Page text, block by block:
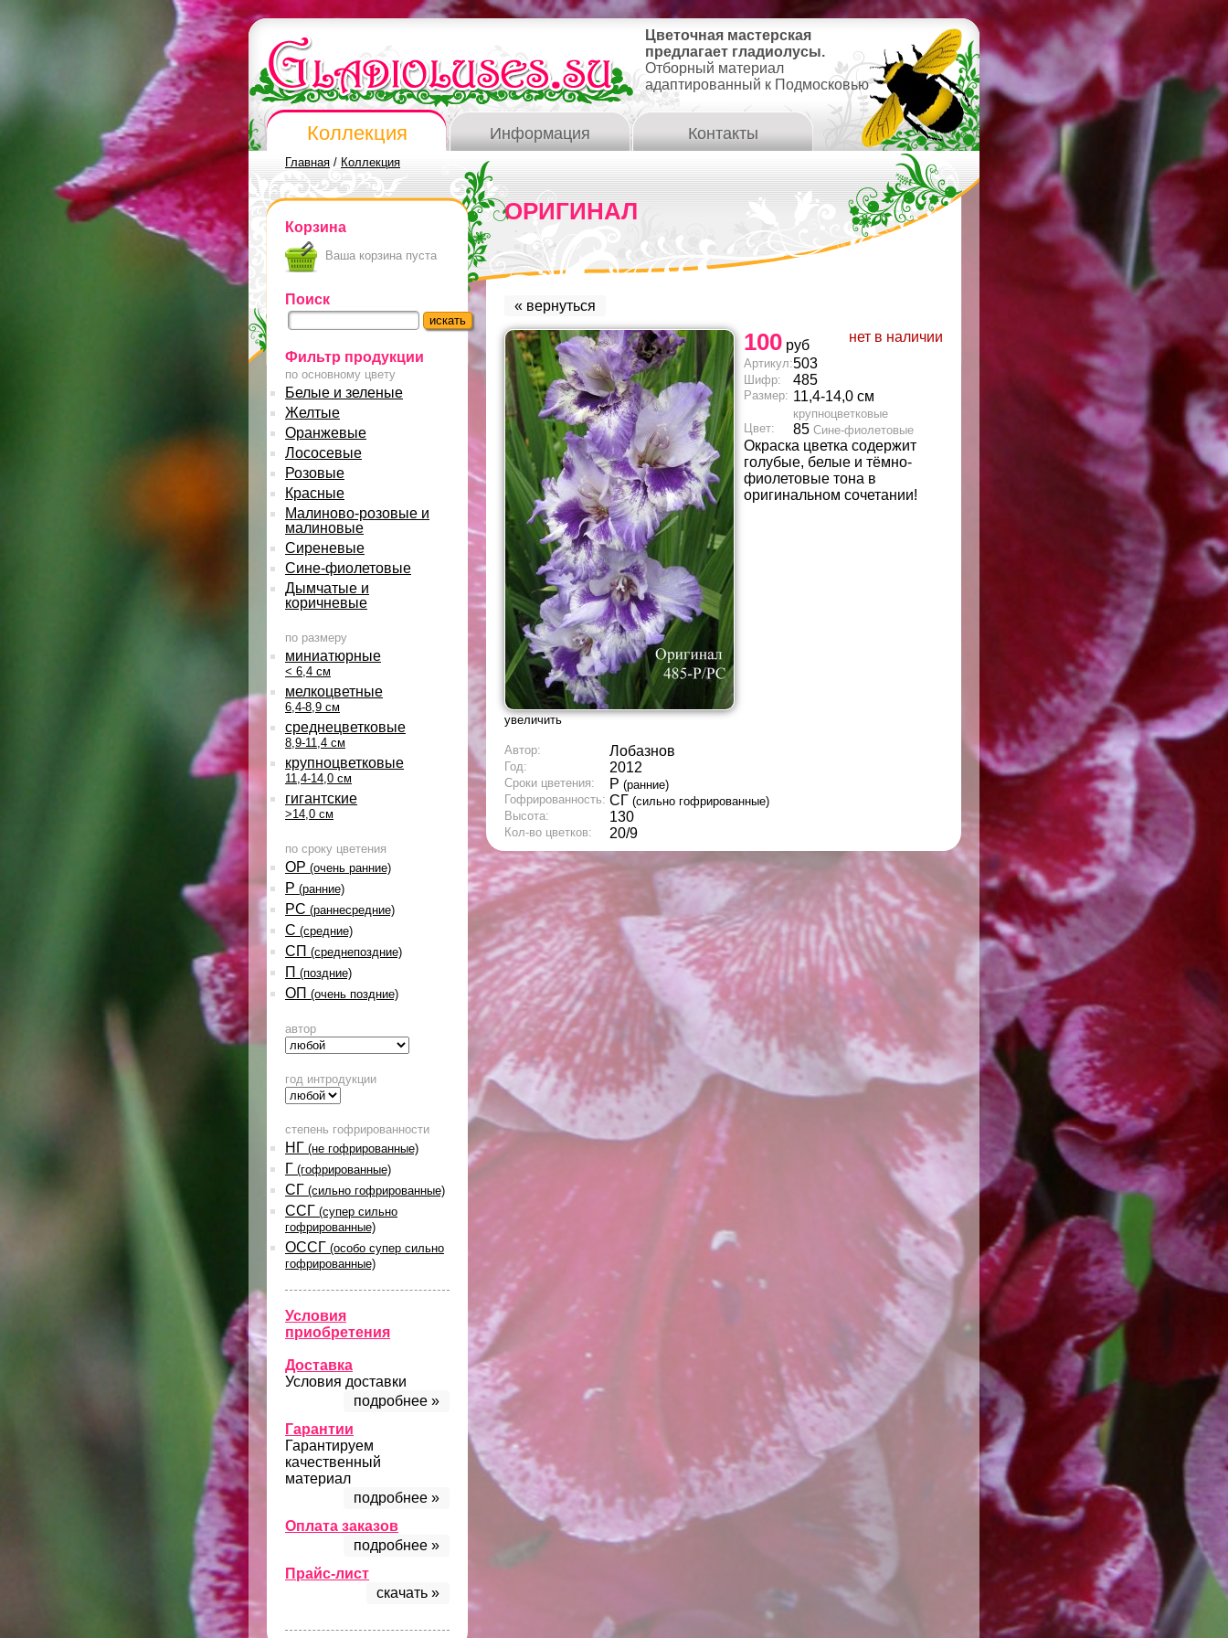
Цветочная мастерская
предлагает гладиолусы.
Отборный материал
адаптированный к Подмосковью
Коллекция Информация Контакты
Главная / Коллекция
Корзина
Ваша корзина пуста
Поиск
Фильтр продукции
по основному цвету
Белые и зеленые
Желтые
Оранжевые
Лососевые
Розовые
Красные
Малиново-розовые и
малиновые
Сиреневые
Сине-фиолетовые
Дымчатые и
коричневые
по размеру
миниатюрные
< 6,4 см
мелкоцветные
6,4-8,9 см
среднецветковые
8,9-11,4 см
крупноцветковые
11,4-14,0 см
гигантские
>14,0 см
по сроку цветения
ОР (очень ранние)
Р (ранние)
РС (раннесредние)
С (средние)
СП (среднепоздние)
П (поздние)
ОП (очень поздние)
автор
год интродукции
степень гофрированности
НГ (не гофрированные)
Г (гофрированные)
СГ (сильно гофрированные)
ССГ (супер сильно
гофрированные)
ОССГ (особо супер сильно
гофрированные)
Условия
приобретения
Доставка
Условия доставки
подробнее »
Гарантии
Гарантируем
качественный
материал
подробнее »
Оплата заказов
подробнее »
Прайс-лист
скачать »
ОРИГИНАЛ
« вернуться
увеличить
100 руб
нет в наличии
Артикул:503
Шифр: 485
Размер: 11,4-14,0 см
крупноцветковые
Цвет:
85 Сине-фиолетовые
Окраска цветка содержит
голубые, белые и тёмно-
фиолетовые тона в
оригинальном сочетании!
Автор: Лобазнов
Год: 2012
Сроки цветения: Р (ранние)
Гофрированность: СГ (сильно гофрированные)
Высота:
130
Кол-во цветков: 20/9